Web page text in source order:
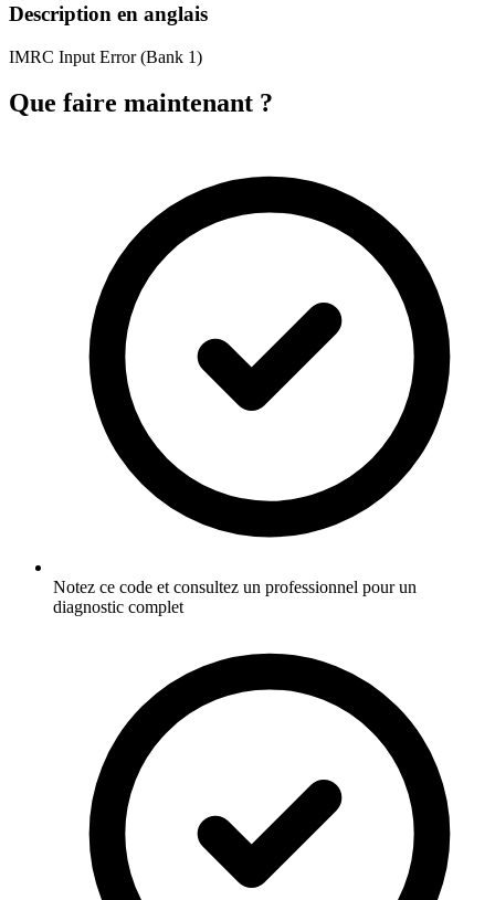
Description en anglais
IMRC Input Error (Bank 1)
Que faire maintenant ?
Notez ce code et consultez un professionnel pour un
diagnostic complet